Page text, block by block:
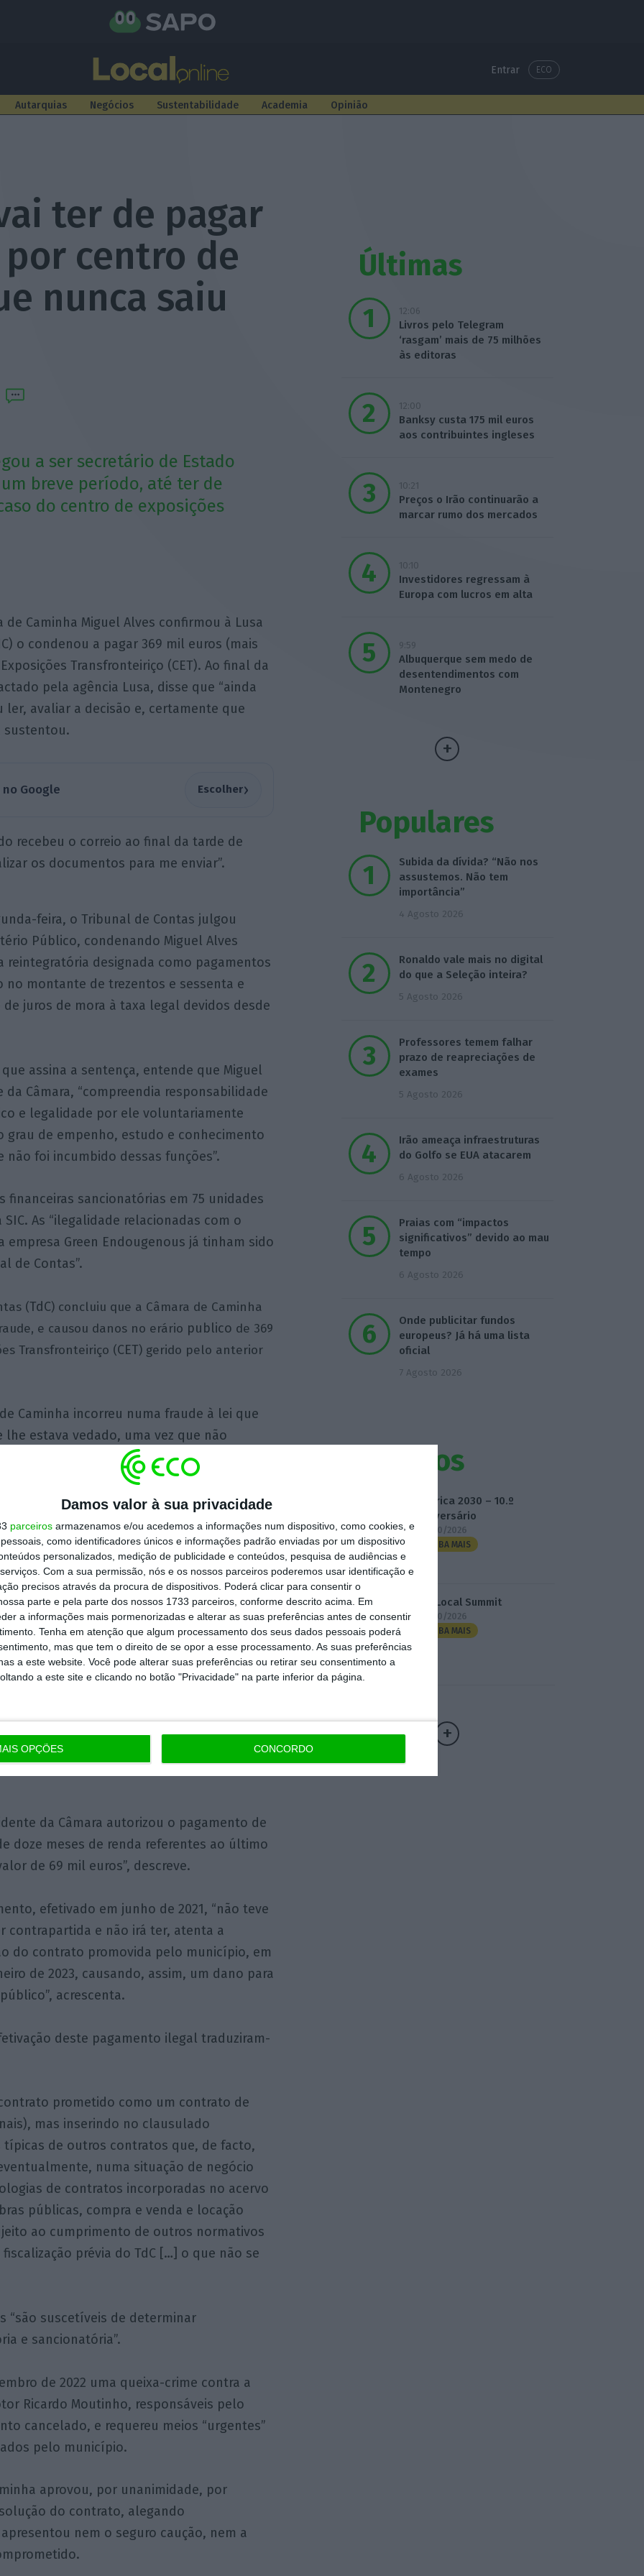
Damos valor à sua privacidade
parceiros armazenamos e/ou acedemos a informações num dispositivo, como cookies, e
como identificadores únicos e informações padrão enviadas por um dispositivo
personalizados, medição de publicidade e conteúdos, pesquisa de audiências e
Com a sua permissão, nós e os nossos parceiros poderemos usar identificação e
precisos através da procura de dispositivos. Poderá clicar para consentir o
parte e pela parte dos nossos 1733 parceiros, conforme descrito acima. Em
a informações mais pormenorizadas e alterar as suas preferências antes de consentir
Tenha em atenção que algum processamento dos seus dados pessoais poderá
mas que tem o direito de se opor a esse processamento. As suas preferências
a este website. Você pode alterar suas preferências ou retirar seu consentimento a
a este site e clicando no botão "Privacidade" na parte inferior da página.
OPÇÕES CONCORDO
Entrar ECO
Autarquias Negócios Sustentabilidade Academia Opinião
ter de pagar
centro de
nunca saiu
a ser secretário de Estado
breve período, até ter de
do centro de exposições
Caminha Miguel Alves confirmou à Lusa
o condenou a pagar 369 mil euros (mais
Transfronteiriço (CET). Ao final da
pela agência Lusa, disse que “ainda
ler, avaliar a decisão e, certamente que
sustentou.
Google Escolher›
recebeu o correio ao final da tarde de
os documentos para me enviar”.
feira, o Tribunal de Contas julgou
Público, condenando Miguel Alves
reintegratória designada como pagamentos
montante de trezentos e sessenta e
juros de mora à taxa legal devidos desde
assina a sentença, entende que Miguel
Câmara, “compreendia responsabilidade
e legalidade por ele voluntariamente
grau de empenho, estudo e conhecimento
foi incumbido dessas funções”.
financeiras sancionatórias em 75 unidades
As “ilegalidade relacionadas com o
Green Endougenous já tinham sido
de Contas”.
(TdC) concluiu que a Câmara de Caminha
e causou danos no erário publico de 369
Transfronteiriço (CET) gerido pelo anterior
Caminha incorreu numa fraude à lei que
estava vedado, uma vez que não
construção do CET, deixando tal tarefa a
tarde, decorridos os 25 anos de execução
vir a adquirir esse imóvel mediante o
o TdC.
do então secretário de Estado
e ex-autarca de Caminha, Miguel Alves,
por ter celebrado, em 2020, quando era
promessa de arrendamento para fins não
antecipado, a seu cargo, de uma
anos”, aquela autarquia do distrito de
um financiamento, à contraparte,
concederem empréstimo a
da Câmara autorizou o pagamento de
doze meses de renda referentes ao último
de 69 mil euros”, descreve.
efetivado em junho de 2021, “não teve
contrapartida e não irá ter, atenta a
do contrato promovida pelo município, em
de 2023, causando, assim, um dano para
acrescenta.
deste pagamento ilegal traduziram-
prometido como um contrato de
mas inserindo no clausulado
de outros contratos que, de facto,
numa situação de negócio
de contratos incorporadas no acervo
públicas, compra e venda e locação
ao cumprimento de outros normativos
prévia do TdC […] o que não se
“são suscetíveis de determinar
e sancionatória”.
de 2022 uma queixa-crime contra a
Ricardo Moutinho, responsáveis pelo
cancelado, e requereu meios “urgentes”
pelo município.
aprovou, por unanimidade, por
do contrato, alegando
nem o seguro caução, nem a
Últimas
12:06
Livros pelo Telegram
‘rasgam’ mais de 75 milhões
às editoras
12:00
Banksy custa 175 mil euros
aos contribuintes ingleses
10:21
Preços o Irão continuarão a
marcar rumo dos mercados
10:10
Investidores regressam à
Europa com lucros em alta
9:59
Albuquerque sem medo de
desentendimentos com
Montenegro
Populares
Subida da dívida? “Não nos
assustemos. Não tem
importância”
4 Agosto 2026
Ronaldo vale mais no digital
do que a Seleção inteira?
5 Agosto 2026
Professores temem falhar
prazo de reapreciações de
exames
5 Agosto 2026
Irão ameaça infraestruturas
do Golfo se EUA atacarem
6 Agosto 2026
Praias com “impactos
significativos” devido ao mau
tempo
6 Agosto 2026
Onde publicitar fundos
europeus? Já há uma lista
oficial
7 Agosto 2026
Eventos
Fábrica 2030 – 10.º
Aniversário
14/10/2026
SAIBA MAIS
3.º Local Summit
07/10/2026
SAIBA MAIS